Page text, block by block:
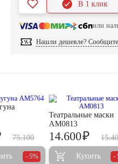
В 1 клик
или
Нашли дешевле? Сообщите
75.100
5%
Театральные маски
AM0813
14.600₽
Купить